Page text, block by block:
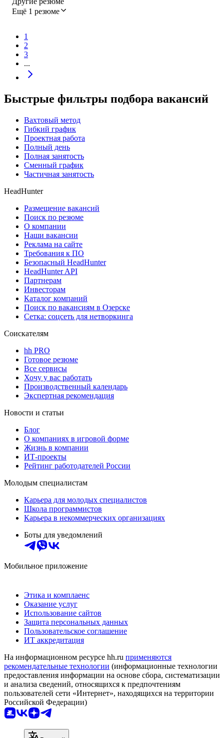
Ещё 1 резюме
1
2
3
...
Быстрые фильтры подбора вакансий
Вахтовый метод
Гибкий график
Проектная работа
Полный день
Полная занятость
Сменный график
Частичная занятость
HeadHunter
Размещение вакансий
Поиск по резюме
О компании
Наши вакансии
Реклама на сайте
Требования к ПО
Безопасный HeadHunter
HeadHunter API
Партнерам
Инвесторам
Каталог компаний
Поиск по вакансиям в Озерске
Сетка: соцсеть для нетворкинга
Соискателям
hh PRO
Готовое резюме
Все сервисы
Хочу у вас работать
Производственный календарь
Экспертная рекомендация
Новости и статьи
Блог
О компаниях в игровой форме
Жизнь в компании
ИТ-проекты
Рейтинг работодателей России
Молодым специалистам
Карьера для молодых специалистов
Школа программистов
Карьера в некоммерческих организациях
Боты для уведомлений
Мобильное приложение
Этика и комплаенс
Оказание услуг
Использование сайтов
Защита персональных данных
Пользовательское соглашение
ИТ аккредитация
На информационном ресурсе hh.ru применяются
рекомендательные технологии (информационные технологии
предоставления информации на основе сбора, систематизации
и анализа сведений, относящихся к предпочтениям
пользователей сети «Интернет», находящихся на территории
Российской Федерации)